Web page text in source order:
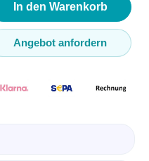
In den Warenkorb
Angebot anfordern